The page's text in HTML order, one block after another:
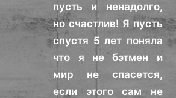
пусть и ненадолго,
но счастлив! Я пусть
спустя 5 лет поняла
что я не бэтмен и
мир не спасется,
если этого сам не